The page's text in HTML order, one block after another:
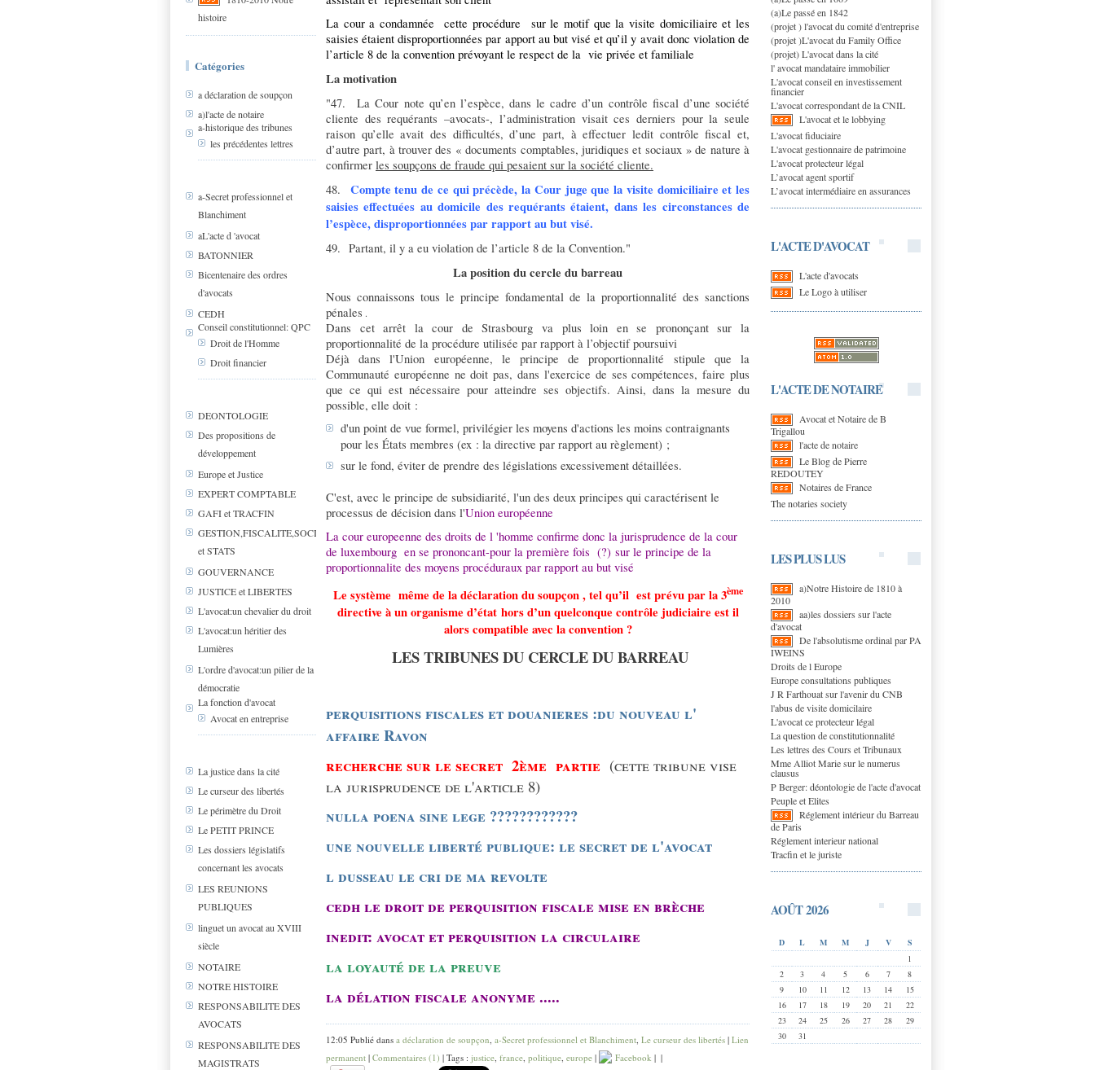
histoire
Catégories
a déclaration de soupçon
a)l'acte de notaire
a-historique des tribunes
les précédentes lettres
a-Secret professionnel et
Blanchiment
aL'acte d 'avocat
BATONNIER
Bicentenaire des ordres
d'avocats
CEDH
Conseil constitutionnel: QPC
Droit de l'Homme
Droit financier
DEONTOLOGIE
Des propositions de
développement
Europe et Justice
EXPERT COMPTABLE
GAFI et TRACFIN
GESTION,FISCALITE,SOCIAL
et STATS
GOUVERNANCE
JUSTICE et LIBERTES
L'avocat:un chevalier du droit
L'avocat:un héritier des
Lumières
L'ordre d'avocat:un pilier de la
démocratie
La fonction d'avocat
Avocat en entreprise
La justice dans la cité
Le curseur des libertés
Le périmètre du Droit
Le PETIT PRINCE
Les dossiers législatifs
concernant les avocats
LES REUNIONS
PUBLIQUES
linguet un avocat au XVIII
siècle
NOTAIRE
NOTRE HISTOIRE
RESPONSABILITE DES
AVOCATS
RESPONSABILITE DES
MAGISTRATS
(a)Le passé en 1842
(projet ) l'avocat du comité d'entreprise
(projet )L'avocat du Family Office
(projet) L'avocat dans la cité
l' avocat mandataire immobilier
L'avocat conseil en investissement
financier
L'avocat correspondant de la CNIL
L'avocat et le lobbying
L'avocat fiduciaire
L'avocat gestionnaire de patrimoine
L'avocat protecteur légal
L’avocat agent sportif
L’avocat intermédiaire en assurances
L'ACTE D'AVOCAT
L'acte d'avocats
Le Logo à utiliser
L'ACTE DE NOTAIRE
Avocat et Notaire de B
Trigallou
l'acte de notaire
Le Blog de Pierre
REDOUTEY
Notaires de France
The notaries society
LES PLUS LUS
a)Notre Histoire de 1810 à
2010
aa)les dossiers sur l'acte
d'avocat
De l'absolutisme ordinal par PA
IWEINS
Droits de l Europe
Europe consultations publiques
J R Farthouat sur l'avenir du CNB
l'abus de visite domicilaire
L'avocat ce protecteur légal
La question de constitutionnalité
Les lettres des Cours et Tribunaux
Mme Alliot Marie sur le numerus
clausus
P Berger: déontologie de l'acte d'avocat
Peuple et Elites
Réglement intérieur du Barreau
de Paris
Réglement interieur national
Tracfin et le juriste
AOÛT 2026
D L M M J V
S
1
2
3 4 5 6 7
8
9
10 11 12 13 14
15
16
17 18 19 20 21
22
23
24 25 26 27 28
29
30
31
La cour a condamnée
cette procédure sur le motif que la visite domiciliaire et les
saisies étaient disproportionnées par apport au but visé et qu’il y avait donc violation de
l’article 8 de la convention prévoyant le respect de la vie privée et familiale
La motivation
"47. La Cour note qu’en l’espèce, dans le cadre d’un contrôle fiscal d’une société
cliente des requérants –avocats-, l’administration visait ces derniers pour la seule
raison qu’elle avait des difficultés, d’une part, à effectuer ledit contrôle fiscal et,
d’autre part, à trouver des « documents comptables, juridiques et sociaux » de nature à
confirmer les soupçons de fraude qui pesaient sur la société cliente.
48. Compte tenu de ce qui précède, la Cour juge que la visite domiciliaire et les
saisies effectuées au domicile des requérants étaient, dans les circonstances de
l’espèce, disproportionnées par rapport au but visé.
49. Partant, il y a eu violation de l’article 8 de la Convention."
La position du cercle du barreau
Nous connaissons tous le principe fondamental de la proportionnalité des sanctions
pénales .
Dans cet arrêt la cour de Strasbourg va plus loin en se prononçant sur la
proportionnalité de la procédure utilisée par rapport à l’objectif poursuivi
Déjà dans l'Union européenne, le principe de proportionnalité stipule que la
Communauté européenne ne doit pas, dans l'exercice de ses compétences, faire plus
que ce qui est nécessaire pour atteindre ses objectifs. Ainsi, dans la mesure du
possible, elle doit :
d'un point de vue formel, privilégier les moyens d'actions les moins contraignants
pour les États membres (ex : la directive par rapport au règlement) ;
sur le fond, éviter de prendre des législations excessivement détaillées.
C'est, avec le principe de subsidiarité, l'un des deux principes qui caractérisent le
processus de décision dans l'Union européenne
La cour europeenne des droits de l 'homme confirme donc la jurisprudence de la cour
de luxembourg en se prononcant-pour la première fois (?) sur le principe de la
proportionnalite des moyens procéduraux par rapport au but visé
Le système même de la déclaration du soupçon , tel qu’il est prévu par la 3ème
directive à un organisme d’état hors d’un quelconque contrôle judiciaire est il
alors compatible avec la convention ?
LES TRIBUNES DU CERCLE DU BARREAU
perquisitions fiscales et douanieres :du nouveau l'
affaire Ravon
recherche sur le secret 2ème partie (cette tribune vise
la jurisprudence de l'article 8)
nulla poena sine lege ????????????
une nouvelle liberté publique: le secret de l'avocat
l dusseau le cri de ma revolte
cedh le droit de perquisition fiscale mise en brèche
inedit: avocat et perquisition la circulaire
la loyauté de la preuve
la délation fiscale anonyme .....
12:05 Publié dans a déclaration de soupçon a-Secret professionnel et Blanchiment Le curseur des libertés | Lien
permanent | Commentaires (1) | Tags : justice france politique europe | Facebook | |